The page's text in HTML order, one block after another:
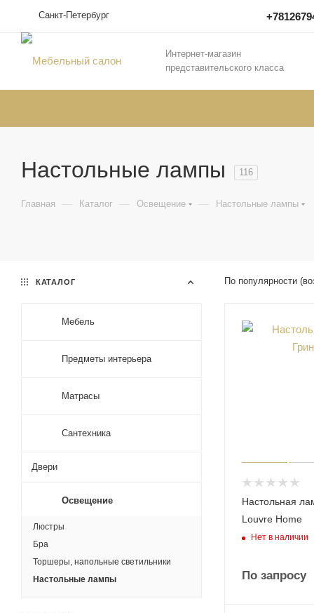
Санкт-Петербург
Интернет-магазин
представительского класса
Настольные лампы 116
Главная — Каталог — Освещение — Настольные лампы
По популярности
Настольная
Louvre Home
Нет в наличии
По запросу
КАТАЛОГ
Мебель
Предметы интерьера
Матрасы
Сантехника
Двери
Освещение
Люстры
Бра
Торшеры, напольные светильники
Настольные лампы